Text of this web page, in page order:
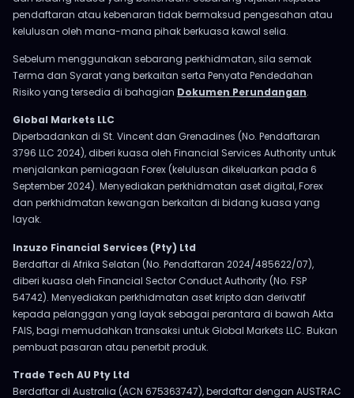
pendaftaran atau kebenaran tidak bermaksud pengesahan atau
kelulusan oleh mana-mana pihak berkuasa kawal selia.
Sebelum menggunakan sebarang perkhidmatan, sila semak
Terma dan Syarat yang berkaitan serta Penyata Pendedahan
Risiko yang tersedia di bahagian Dokumen Perundangan.
Global Markets LLC
Diperbadankan di St. Vincent dan Grenadines (No. Pendaftaran
3796 LLC 2024), diberi kuasa oleh Financial Services Authority untuk
menjalankan perniagaan Forex (kelulusan dikeluarkan pada 6
September 2024). Menyediakan perkhidmatan aset digital, Forex
dan perkhidmatan kewangan berkaitan di bidang kuasa yang
layak.
Inzuzo Financial Services (Pty) Ltd
Berdaftar di Afrika Selatan (No. Pendaftaran 2024/485622/07),
diberi kuasa oleh Financial Sector Conduct Authority (No. FSP
54742). Menyediakan perkhidmatan aset kripto dan derivatif
kepada pelanggan yang layak sebagai perantara di bawah Akta
FAIS, bagi memudahkan transaksi untuk Global Markets LLC. Bukan
pembuat pasaran atau penerbit produk.
Trade Tech AU Pty Ltd
Berdaftar di Australia (ACN 675363747), berdaftar dengan AUSTRAC